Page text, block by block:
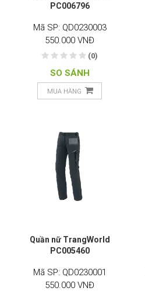
PC006796
Mã SP: QD0230003
550.000 VNĐ
(0)
SO SÁNH
MUA HÀNG
Quần nữ TrangWorld
PC005460
Mã SP: QD0230001
550.000 VNĐ